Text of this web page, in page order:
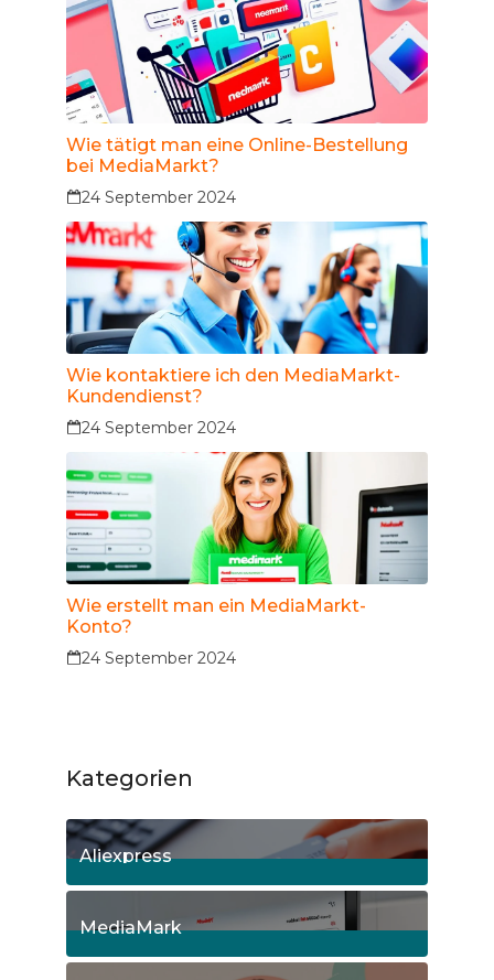
Wie tätigt man eine Online-Bestellung
bei MediaMarkt?
24 September 2024
Wie kontaktiere ich den MediaMarkt-
Kundendienst?
24 September 2024
Wie erstellt man ein MediaMarkt-
Konto?
24 September 2024
Kategorien
Aliexpress
12Posts
MediaMark
8Posts